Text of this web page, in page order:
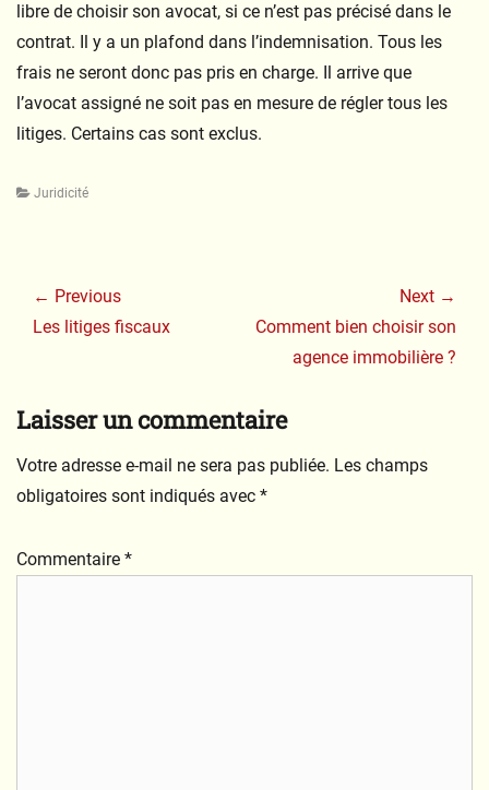
libre de choisir son avocat, si ce n’est pas précisé dans le
contrat. Il y a un plafond dans l’indemnisation. Tous les
frais ne seront donc pas pris en charge. Il arrive que
l’avocat assigné ne soit pas en mesure de régler tous les
litiges. Certains cas sont exclus.
Categories
Juridicité
de
l’article
← Previous
Previous
Les litiges fiscaux
Next →
Next
Comment bien choisir son
agence immobilière ?
Laisser un commentaire
Votre adresse e-mail ne sera pas publiée. Les champs
obligatoires sont indiqués avec *
Commentaire *